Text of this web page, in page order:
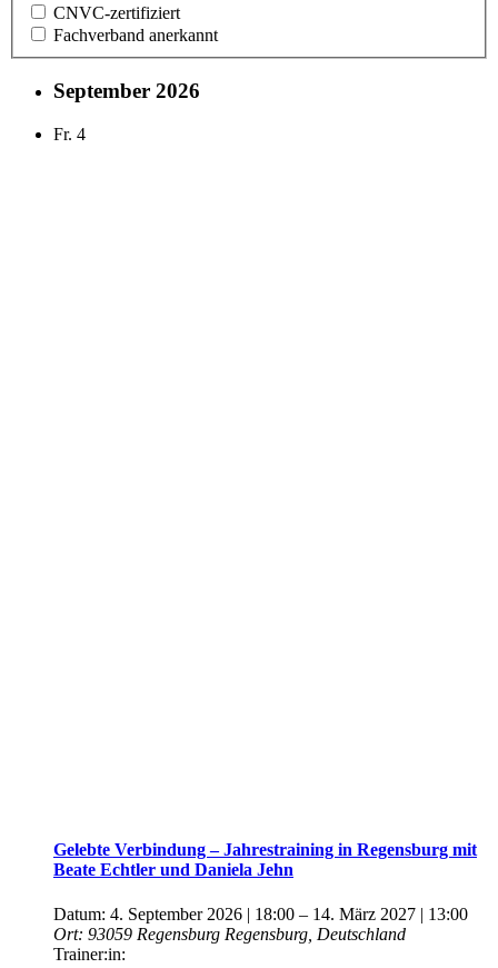
CNVC-zertifiziert
Fachverband anerkannt
September 2026
Fr. 4
Gelebte Verbindung – Jahrestraining in Regensburg mit
Beate Echtler und Daniela Jehn
Datum: 4. September 2026 | 18:00 – 14. März 2027 | 13:00
Ort: 93059 Regensburg Regensburg, Deutschland
Trainer:in: